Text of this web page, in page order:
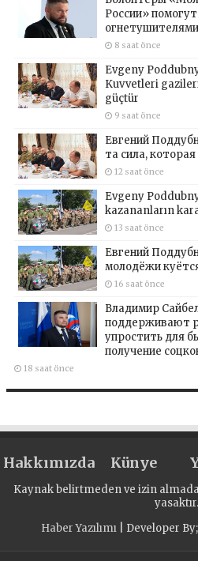
России»
8 saat önce
Evgeny
Kuvvetleri
güçtür
9 saat önce
Евгений
та сила,
12 saat önce
Evgeny
kazananların
13 saat önce
Евгений
молодёжи
16 saat önce
Владимир
поддерживают
упростить для
получение
18 saat önce
Hakkımızda Künye
Kaynak belirtmeden ve izin
yasaktır.
Haber Yazılımı| Developer By;